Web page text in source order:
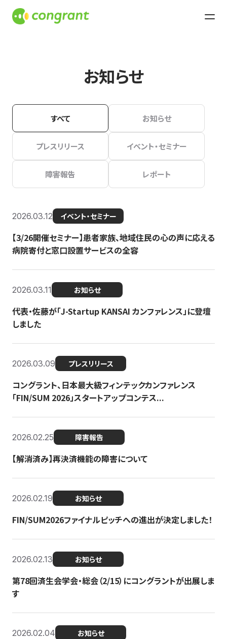
お知らせ
すべて お知らせ
プレスリリース イベント・セミナー
障害報告 レポート
2026.03.12 イベント・セミナー
【3/26開催セミナー】患者家族、地域住民の心の声に応える
病院寄付と窓口設置サービスの全容
2026.03.11 お知らせ
代表・佐藤が「J-Startup KANSAI カンファレンス」に登壇
しました
2026.03.09 プレスリリース
コングラント、日本最大級フィンテックカンファレンス
「FIN/SUM 2026」スタートアップコンテス...
2026.02.25 障害報告
【解消済み】再決済機能の障害について
2026.02.19 お知らせ
FIN/SUM2026ファイナルピッチへの進出が決定しました！
2026.02.13 お知らせ
第78回済生会学会・総会（2/15）にコングラントが出展しま
す
2026.02.04 お知らせ